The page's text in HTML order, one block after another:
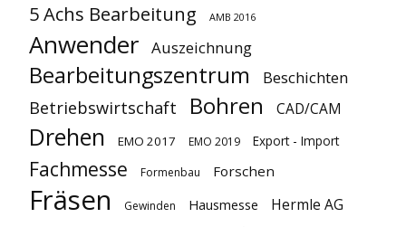
5 Achs Bearbeitung AMB 2016
Anwender Auszeichnung
Bearbeitungszentrum Beschichten
Betriebswirtschaft Bohren CAD/CAM
Drehen EMO 2017 EMO 2019 Export - Import
Fachmesse Formenbau Forschen
Fräsen Gewinden Hausmesse Hermle AG